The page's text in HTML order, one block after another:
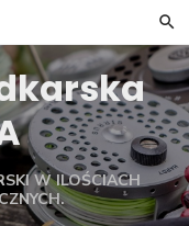
W ILOŚCIACH